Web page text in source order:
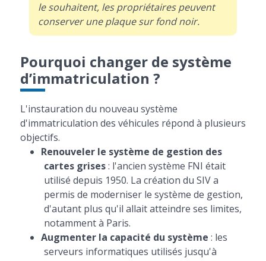
le souhaitent, les propriétaires peuvent
conserver une plaque sur fond noir.
Pourquoi changer de système
d’immatriculation ?
L'instauration du nouveau système
d'immatriculation des véhicules répond à plusieurs
objectifs.
Renouveler le système de gestion des
cartes grises: l'ancien système FNI était
utilisé depuis 1950. La création du SIV a
permis de moderniser le système de gestion,
d'autant plus qu'il allait atteindre ses limites,
notamment à Paris.
Augmenter la capacité du système : les
serveurs informatiques utilisés jusqu'à